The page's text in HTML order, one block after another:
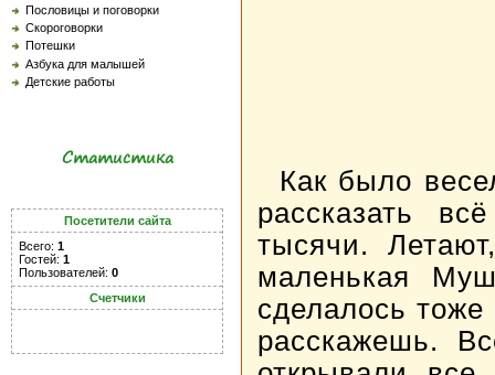
Пословицы и поговорки
Скороговорки
Потешки
Азбука для малышей
Детские работы
Статистика
Посетители сайта
Всего: 1
Гостей: 1
Пользователей: 0
Счетчики
Как было
рассказать
тысячи.
маленькая
сделалось тоже
расскажешь.